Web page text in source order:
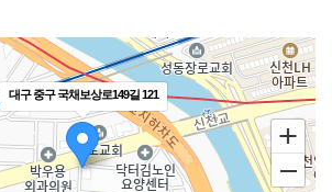
대구 중구 국채보상로149길 121